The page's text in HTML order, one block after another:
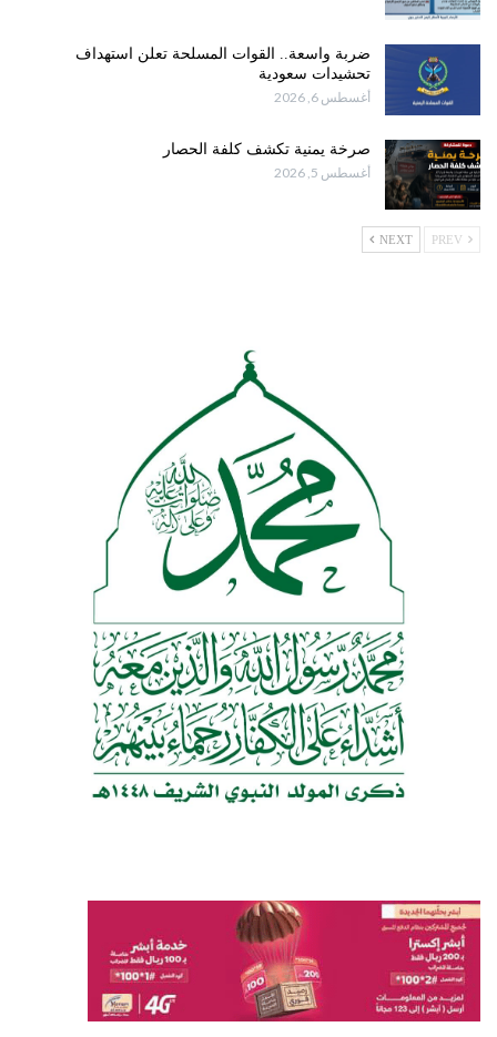
ضربة واسعة.. القوات المسلحة تعلن استهداف
تحشيدات سعودية
أغسطس 6, 2026
صرخة يمنية تكشف كلفة الحصار
أغسطس 5, 2026
NEXT